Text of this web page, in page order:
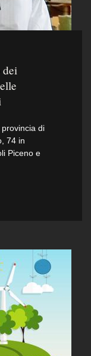
di
74 in
Piceno e